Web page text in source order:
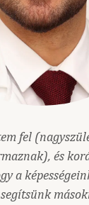
fel
és
a